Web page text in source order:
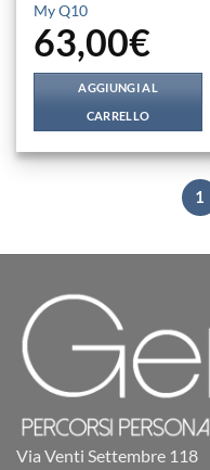
My Q10
63,00€
AGGIUNGI AL
CARRELLO
1
Via Venti Settembre 118